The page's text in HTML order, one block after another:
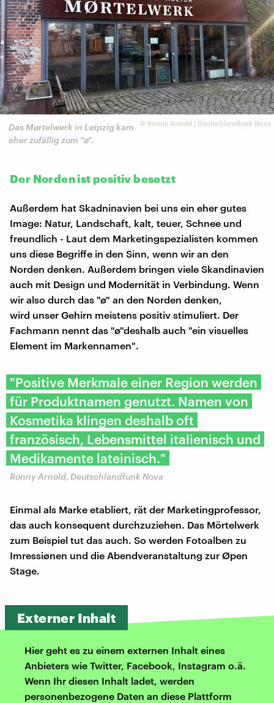
© Ronny Arnold | Deutschlandfunk Nova
Das Mørtelwerk in Leipzig kam
eher zufällig zum "ø".
Der Norden ist positiv besetzt
Außerdem hat Skadninavien bei uns ein eher gutes
Image: Natur, Landschaft, kalt, teuer, Schnee und
freundlich - Laut dem Marketingspezialisten kommen
uns diese Begriffe in den Sinn, wenn wir an den
Norden denken. Außerdem bringen viele Skandinavien
auch mit Design und Modernität in Verbindung. Wenn
wir also durch das "ø" an den Norden denken,
wird unser Gehirn meistens positiv stimuliert. Der
Fachmann nennt das "ø"deshalb auch "ein visuelles
Element im Markennamen".
"​Positive Merkmale einer Region werden
für Produktnamen genutzt. Namen von
Kosmetika klingen deshalb oft
französisch, Lebensmittel italienisch und
Medikamente lateinisch."
Ronny Arnold, Deutschlandfunk Nova
Einmal als Marke etabliert, rät der Marketingprofessor,
das auch konsequent durchzuziehen. Das Mörtelwerk
zum Beispiel tut das auch. So werden Fotoalben zu
Imressiønen und die Abendveranstaltung zur Øpen
Stage.
Externer Inhalt
Hier geht es zu einem externen Inhalt eines
Anbieters wie Twitter, Facebook, Instagram o.ä.
Wenn Ihr diesen Inhalt ladet, werden
personenbezogene Daten an diese Plattform